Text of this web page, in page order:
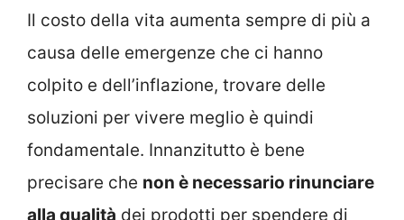
Il costo della vita aumenta sempre di più a
causa delle emergenze che ci hanno
colpito e dell’inflazione, trovare delle
soluzioni per vivere meglio è quindi
fondamentale. Innanzitutto è bene
precisare che non è necessario rinunciare
alla qualità dei prodotti per spendere di